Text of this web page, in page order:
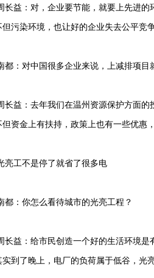
长益：对，企业要节能，就要上先进
但污染环境，也让好的企业失去公平竞
都：对中国很多企业来说，上减排项
长益：去年我们在温州资源保护方面
但资金上有扶持，政策上也有一些优惠
亮工不是停了就省了很多电
都：你怎么看待城市的光亮工程？
长益：给市民创造一个好的生活环境
实到了晚上，电厂的负荷属于低谷，光